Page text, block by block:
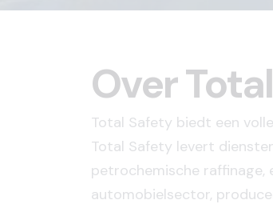
Over
Total Safety biedt een
Total Safety levert
petrochemische raffinage,
automobielsector,